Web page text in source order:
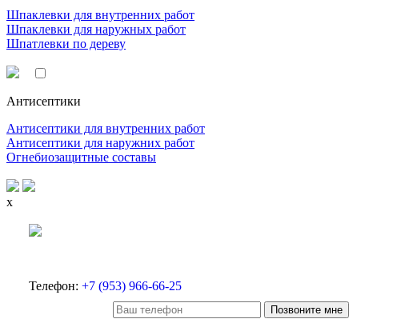
Шпаклевки для внутренних работ
Шпаклевки для наружных работ
Шпатлевки по дереву
Антисептики
Антисептики для внутренних работ
Антисептики для наружних работ
Огнебиозащитные составы
x
Телефон: +7 (953) 966-66-25
Позвоните мне